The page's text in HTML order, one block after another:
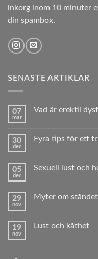
inkorg inom 10 minuter
din spambox.
SENASTE ARTIKLAR
07
mar
Vad är erektil
Vad
30
dec
Fyra tips för ett
Fyra
trivsamt,
välmående
05
dec
Sexuell lust och
Sexuell
är
29
nov
Myter om ståndet
Myter
19
nov
Lust och kåthet